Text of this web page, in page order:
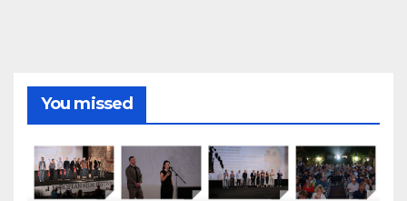
You missed